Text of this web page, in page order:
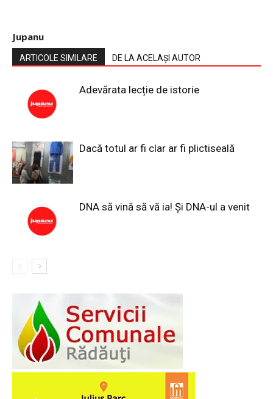
Jupanu
ARTICOLE SIMILARE DE LA ACELAȘI AUTOR
Adevărata lecție de istorie
Dacă totul ar fi clar ar fi plictiseală
DNA să vină să vă ia! Și DNA-ul a venit